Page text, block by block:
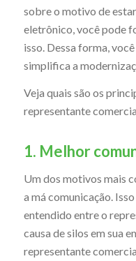
sobre o motivo de
eletrônico, você pode
isso. Dessa forma,
simplifica a
Veja quais são os
representante
1. Melhor
Um dos motivos mais
a má comunicação.
entendido entre o
causa de silos em sua
representante